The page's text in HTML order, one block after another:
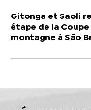
Gitonga et Saoli
étape de la
montagne à São